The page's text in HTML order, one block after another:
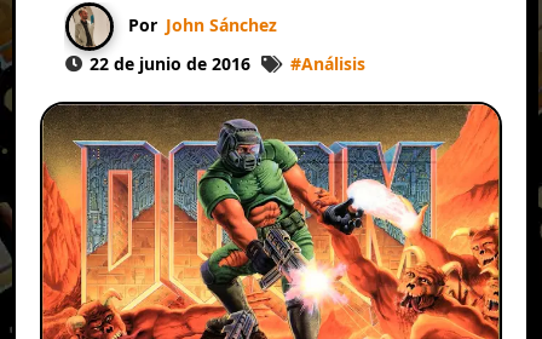
Por John Sánchez
22 de junio de 2016
#Análisis